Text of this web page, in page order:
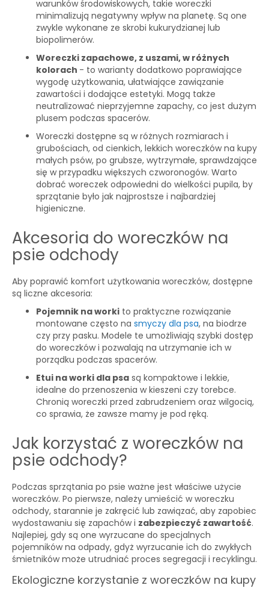
warunków środowiskowych, takie woreczki
minimalizują negatywny wpływ na planetę. Są one
zwykle wykonane ze skrobi kukurydzianej lub
biopolimerów.
Woreczki zapachowe, z uszami, w różnych
kolorach - to warianty dodatkowo poprawiające
wygodę użytkowania, ułatwiające zawiązanie
zawartości i dodające estetyki. Mogą także
neutralizować nieprzyjemne zapachy, co jest dużym
plusem podczas spacerów.
Woreczki dostępne są w różnych rozmiarach i
grubościach, od cienkich, lekkich woreczków na kupy
małych psów, po grubsze, wytrzymałe, sprawdzające
się w przypadku większych czworonogów. Warto
dobrać woreczek odpowiedni do wielkości pupila, by
sprzątanie było jak najprostsze i najbardziej
higieniczne.
Akcesoria do woreczków na
psie odchody
Aby poprawić komfort użytkowania woreczków, dostępne
są liczne akcesoria:
Pojemnik na worki to praktyczne rozwiązanie
montowane często na smyczy dla psa, na biodrze
czy przy pasku. Modele te umożliwiają szybki dostęp
do woreczków i pozwalają na utrzymanie ich w
porządku podczas spacerów.
Etui na worki dla psa są kompaktowe i lekkie,
idealne do przenoszenia w kieszeni czy torebce.
Chronią woreczki przed zabrudzeniem oraz wilgocią,
co sprawia, że zawsze mamy je pod ręką.
Jak korzystać z woreczków na
psie odchody?
Podczas sprzątania po psie ważne jest właściwe użycie
woreczków. Po pierwsze, należy umieścić w woreczku
odchody, starannie je zakręcić lub zawiązać, aby zapobiec
wydostawaniu się zapachów i zabezpieczyć zawartość.
Najlepiej, gdy są one wyrzucane do specjalnych
pojemników na odpady, gdyż wyrzucanie ich do zwykłych
śmietników może utrudniać proces segregacji i recyklingu.
Ekologiczne korzystanie z woreczków na kupy